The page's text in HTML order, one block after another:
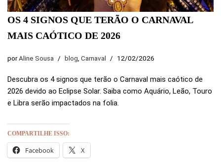
OS 4 SIGNOS QUE TERÃO O CARNAVAL
MAIS CAÓTICO DE 2026
porAline Sousa blog Carnaval 12/02/2026
Descubra os 4 signos que terão o Carnaval mais caótico de
2026 devido ao Eclipse Solar. Saiba como Aquário, Leão, Touro
e Libra serão impactados na folia.
COMPARTILHE ISSO:
Facebook X